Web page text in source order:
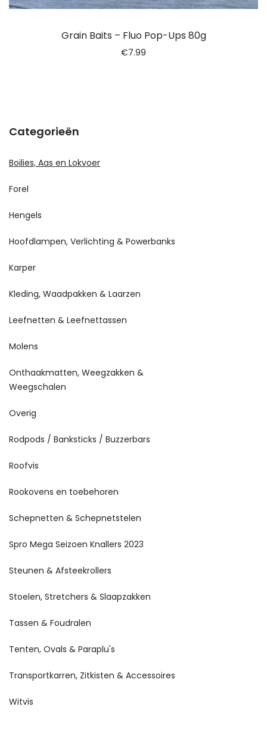
Grain Baits – Fluo Pop-Ups 80g
€7.99
Categorieën
Boilies, Aas en Lokvoer
Forel
Hengels
Hoofdlampen, Verlichting & Powerbanks
Karper
Kleding, Waadpakken & Laarzen
Leefnetten & Leefnettassen
Molens
Onthaakmatten, Weegzakken &
Weegschalen
Overig
Rodpods / Banksticks / Buzzerbars
Roofvis
Rookovens en toebehoren
Schepnetten & Schepnetstelen
Spro Mega Seizoen Knallers 2023
Steunen & Afsteekrollers
Stoelen, Stretchers & Slaapzakken
Tassen & Foudralen
Tenten, Ovals & Paraplu's
Transportkarren, Zitkisten & Accessoires
Witvis